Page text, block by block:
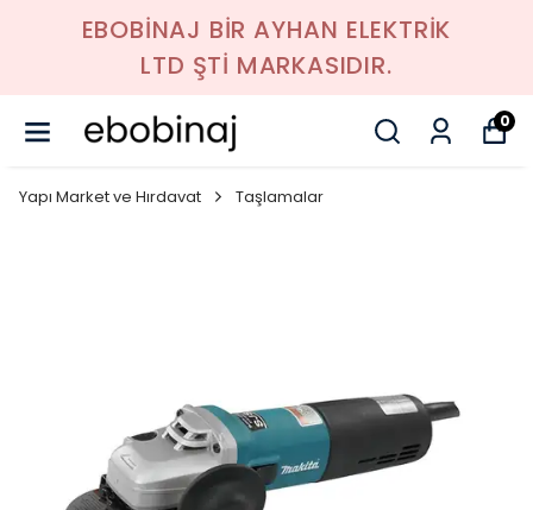
EBOBİNAJ BİR AYHAN ELEKTRİK
LTD ŞTİ MARKASIDIR.
0
Yapı Market ve Hırdavat Taşlamalar